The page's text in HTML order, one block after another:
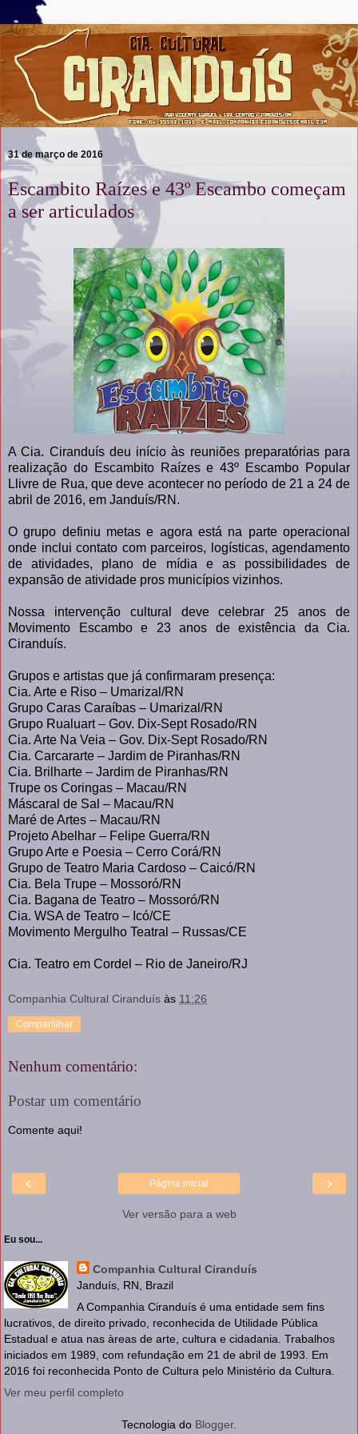
31 de março de 2016
Escambito Raízes e 43º Escambo começam
a ser articulados
A Cia. Ciranduís deu início às reuniões preparatórias para
realização do Escambito Raízes e 43º Escambo Popular
Llivre de Rua, que deve acontecer no período de 21 a 24 de
abril de 2016, em Janduís/RN.
O grupo definiu metas e agora está na parte operacional
onde inclui contato com parceiros, logísticas, agendamento
de atividades, plano de mídia e as possibilidades de
expansão de atividade pros municípios vizinhos.
Nossa intervenção cultural deve celebrar 25 anos de
Movimento Escambo e 23 anos de existência da Cia.
Ciranduís.
Grupos e artistas que já confirmaram presença:
Cia. Arte e Riso – Umarizal/RN
Grupo Caras Caraíbas – Umarizal/RN
Grupo Rualuart – Gov. Dix-Sept Rosado/RN
Cia. Arte Na Veia – Gov. Dix-Sept Rosado/RN
Cia. Carcararte – Jardim de Piranhas/RN
Cia. Brilharte – Jardim de Piranhas/RN
Trupe os Coringas – Macau/RN
Máscaral de Sal – Macau/RN
Maré de Artes – Macau/RN
Projeto Abelhar – Felipe Guerra/RN
Grupo Arte e Poesia – Cerro Corá/RN
Grupo de Teatro Maria Cardoso – Caicó/RN
Cia. Bela Trupe – Mossoró/RN
Cia. Bagana de Teatro – Mossoró/RN
Cia. WSA de Teatro – Icó/CE
Movimento Mergulho Teatral – Russas/CE
Cia. Teatro em Cordel – Rio de Janeiro/RJ
Companhia Cultural Ciranduís às 11:26
Compartilhar
Nenhum comentário:
Postar um comentário
Comente aqui!
‹ ›
Página inicial
Ver versão para a web
Eu sou...
Companhia Cultural Ciranduís
Janduís, RN, Brazil
A Companhia Ciranduís é uma entidade sem fins
lucrativos, de direito privado, reconhecida de Utilidade Pública
Estadual e atua nas àreas de arte, cultura e cidadania. Trabalhos
iniciados em 1989, com refundação em 21 de abril de 1993. Em
2016 foi reconhecida Ponto de Cultura pelo Ministério da Cultura.
Ver meu perfil completo
Tecnologia do Blogger.